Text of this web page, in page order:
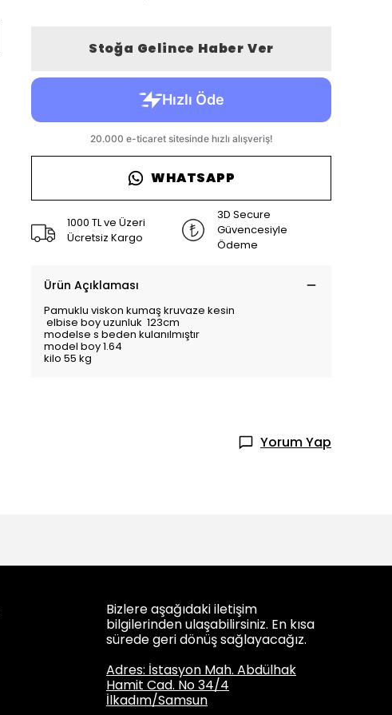
Stoğa Gelince Haber Ver
WHATSAPP
1000 TL ve Üzeri
Ücretsiz Kargo
3D Secure
Güvencesiyle
Ödeme
Ürün Açıklaması
Pamuklu viskon kumaş kruvaze kesin
elbise boy uzunluk 123cm
modelse s beden kulanılmıştır
model boy 1.64
kilo 55 kg
Yorum Yap
Bizlere aşağıdaki iletişim
bilgilerinden ulaşabilirsiniz. En kısa
sürede geri dönüş sağlayacağız.
Adres: İstasyon Mah. Abdülhak
Hamit Cad. No 34/4
İlkadım/Samsun